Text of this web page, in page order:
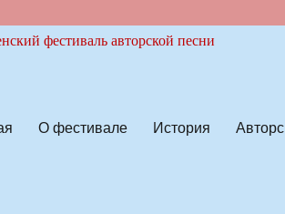
О фестивале История